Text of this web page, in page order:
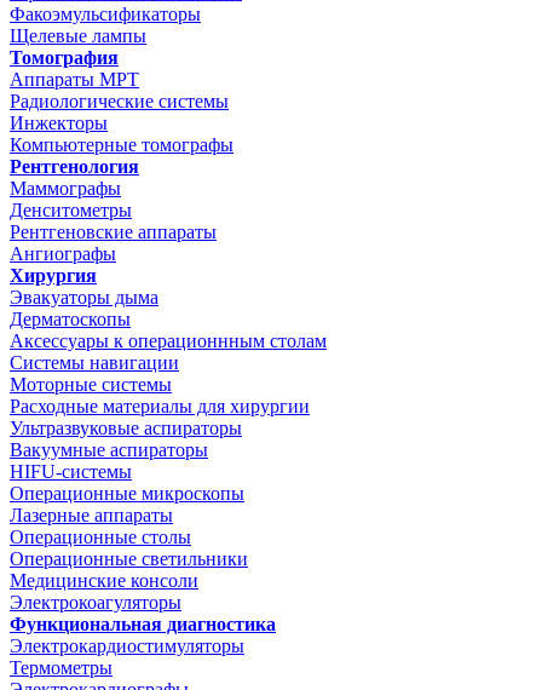
Факоэмульсификаторы
Щелевые лампы
Томография
Аппараты МРТ
Радиологические системы
Инжекторы
Компьютерные томографы
Рентгенология
Маммографы
Денситометры
Рентгеновские аппараты
Ангиографы
Хирургия
Эвакуаторы дыма
Дерматоскопы
Аксессуары к операционнным столам
Системы навигации
Моторные системы
Расходные материалы для хирургии
Ультразвуковые аспираторы
Вакуумные аспираторы
HIFU-системы
Операционные микроскопы
Лазерные аппараты
Операционные столы
Операционные светильники
Медицинские консоли
Электрокоагуляторы
Функциональная диагностика
Электрокардиостимуляторы
Термометры